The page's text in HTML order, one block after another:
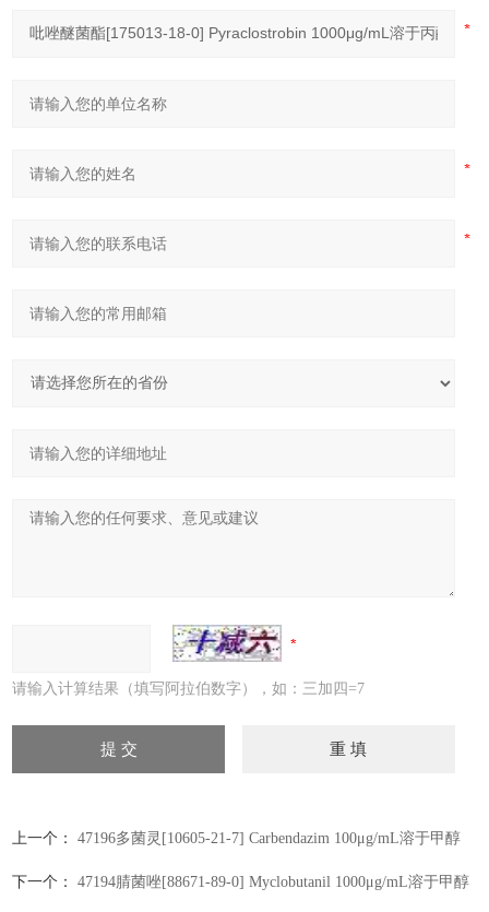
请输入计算结果（填写阿拉伯数字），如：三加四=7
上一个： 47196多菌灵[10605-21-7] Carbendazim 100μg/mL溶于甲醇
下一个： 47194腈菌唑[88671-89-0] Myclobutanil 1000μg/mL溶于甲醇